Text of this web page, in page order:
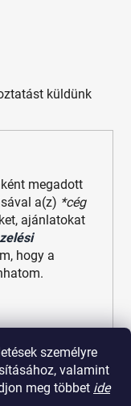
személyre
valamint
meg többet ide
küldünk
megadott
a(z) *cég
ajánlatokat
hogy a